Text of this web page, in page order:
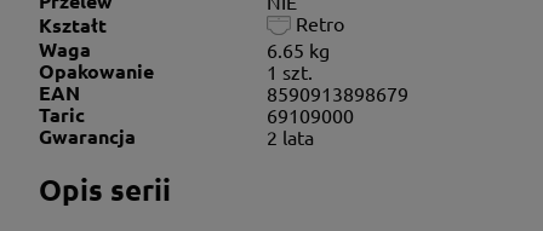
Kształt Retro
Waga 6.65 kg
Opakowanie 1 szt.
EAN 8590913898679
Taric 69109000
Gwarancja 2 lata
Opis serii